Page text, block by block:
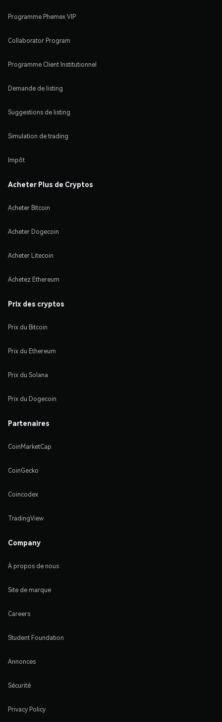
Programme Phemex VIP
Collaborator Program
Programme Client Institutionnel
Demande de listing
Suggestions de listing
Simulation de trading
Impôt
Acheter Plus de Cryptos
Acheter Bitcoin
Acheter Dogecoin
Acheter Litecoin
Achetez Ethereum
Prix des cryptos
Prix du Bitcoin
Prix du Ethereum
Prix du Solana
Prix du Dogecoin
Partenaires
CoinMarketCap
CoinGecko
Coincodex
TradingView
Company
À propos de nous
Site de marque
Careers
Student Foundation
Annonces
Sécurité
Privacy Policy